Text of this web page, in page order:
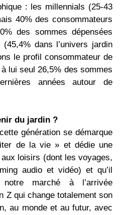
: les millennials (25-43
40% des consommateurs
des sommes dépensées
dans l’univers jardin
le profil consommateur de
lui seul 26,5% des sommes
années autour de
du jardin ?
génération se démarque
de la vie » et dédie une
loisirs (dont les voyages,
audio et vidéo) et qu’il
marché à l’arrivée
Z qui change totalement son
au monde et au futur, avec